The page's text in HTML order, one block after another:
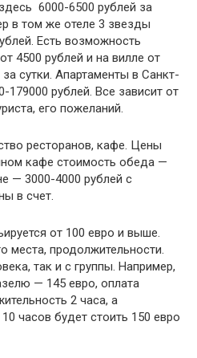
6000-6500 рублей за
в том же отеле 3 звезды
Есть возможность
4500 рублей и на вилле от
сутки. Апартаменты в Санкт-
рублей. Все зависит от
его пожеланий.
ресторанов, кафе. Цены
кафе стоимость обеда —
— 3000-4000 рублей с
в счет.
от 100 евро и выше.
места, продолжительности.
так и с группы. Например,
— 145 евро, оплата
2 часа, а
часов будет стоить 150 евро